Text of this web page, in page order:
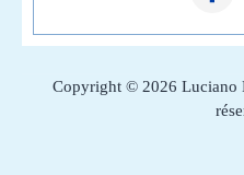
Copyright © 2026 Luciano